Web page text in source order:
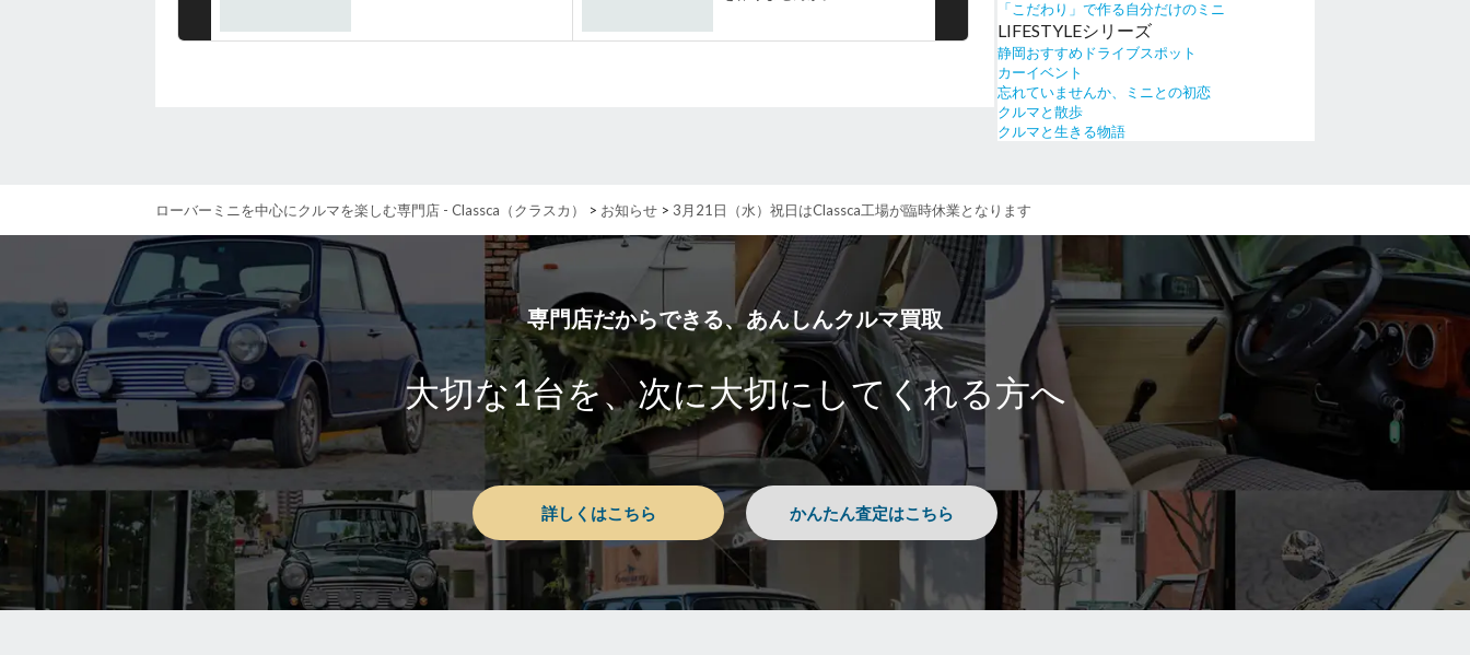
「こだわり」で作る自分だけのミニ
LIFESTYLEシリーズ
静岡おすすめドライブスポット
カーイベント
忘れていませんか、ミニとの初恋
クルマと散歩
クルマと生きる物語
ローバーミニを中心にクルマを楽しむ専門店 - Classca（クラスカ） > お知らせ > 3月21日（水）祝日はClassca工場が臨時休業となります
専門店だからできる、あんしんクルマ買取
大切な1台を、次に大切にしてくれる方へ
詳しくはこちら かんたん査定はこちら